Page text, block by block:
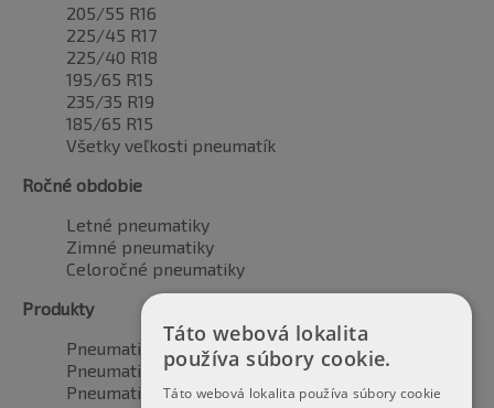
205/55 R16
225/45 R17
225/40 R18
195/65 R15
235/35 R19
185/65 R15
Všetky veľkosti pneumatík
Ročné obdobie
Letné pneumatiky
Zimné pneumatiky
Celoročné pneumatiky
Produkty
Pneumatiky pre automobily
Pneumatiky pre SUV / 4x4
Pneumatiky pre dodávku
Táto webová lokalita
používa súbory cookie.
Táto webová lokalita používa súbory cookie